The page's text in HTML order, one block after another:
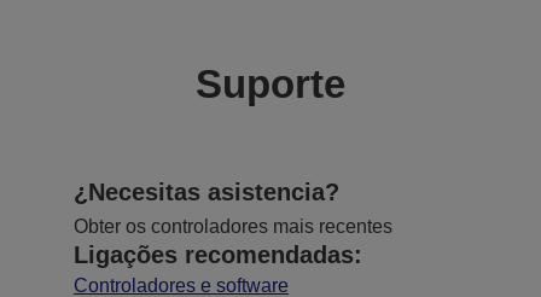
Suporte
¿Necesitas asistencia?
Obter os controladores mais recentes
Ligações recomendadas:
Controladores e software